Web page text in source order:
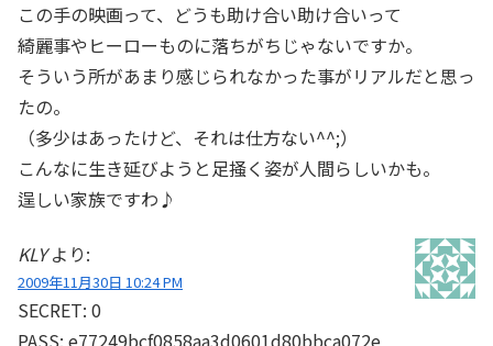
この手の映画って、どうも助け合い助け合いって
綺麗事やヒーローものに落ちがちじゃないですか。
そういう所があまり感じられなかった事がリアルだと思っ
たの。
（多少はあったけど、それは仕方ない^^;）
こんなに生き延びようと足掻く姿が人間らしいかも。
逞しい家族ですわ♪
KLY より:
2009年11月30日 10:24 PM
SECRET: 0